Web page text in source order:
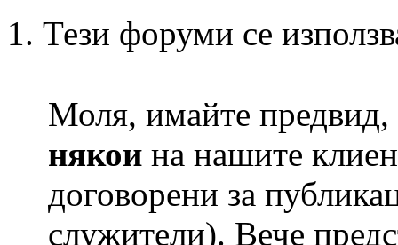
Тези форуми се
Моля, имайте предвид,
някои на нашите
договорени за
служители). Вече